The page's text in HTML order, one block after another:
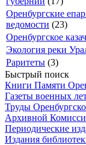
Оренбургские
ведомости (23)
Оренбургское
Экология реки
Раритеты (3)
Быстрый поиск
Книги Памяти
Газеты военных
Труды
Архивной
Периодические
Издания